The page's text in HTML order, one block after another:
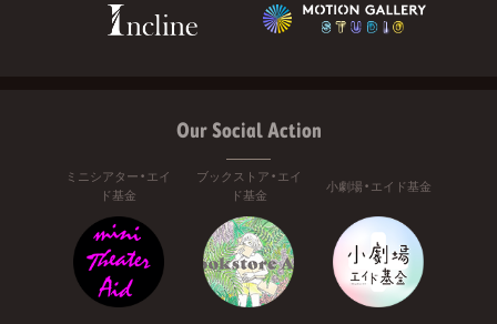
Our Social Action
ミニシアター・エイ
ド基金
ブックストア・エイ
ド基金
小劇場・エイド基金